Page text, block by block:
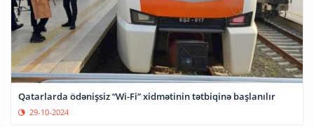
Qatarlarda ödənişsiz “Wi-Fi” xidmətinin tətbiqinə başlanılır
29-10-2024